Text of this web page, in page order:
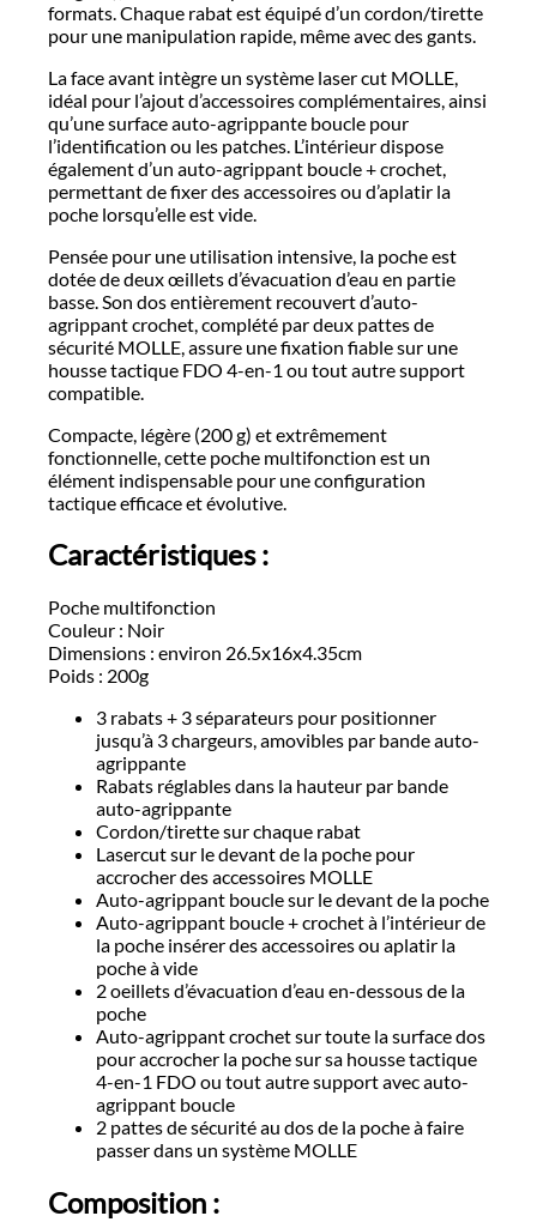
formats. Chaque rabat est équipé d’un cordon/tirette
pour une manipulation rapide, même avec des gants.
La face avant intègre un système laser cut MOLLE,
idéal pour l’ajout d’accessoires complémentaires, ainsi
qu’une surface auto-agrippante boucle pour
l’identification ou les patches. L’intérieur dispose
également d’un auto-agrippant boucle + crochet,
permettant de fixer des accessoires ou d’aplatir la
poche lorsqu’elle est vide.
Pensée pour une utilisation intensive, la poche est
dotée de deux œillets d’évacuation d’eau en partie
basse. Son dos entièrement recouvert d’auto-
agrippant crochet, complété par deux pattes de
sécurité MOLLE, assure une fixation fiable sur une
housse tactique FDO 4-en-1 ou tout autre support
compatible.
Compacte, légère (200 g) et extrêmement
fonctionnelle, cette poche multifonction est un
élément indispensable pour une configuration
tactique efficace et évolutive.
Caractéristiques :
Poche multifonction
Couleur : Noir
Dimensions : environ 26.5x16x4.35cm
Poids : 200g
3 rabats + 3 séparateurs pour positionner
jusqu’à 3 chargeurs, amovibles par bande auto-
agrippante
Rabats réglables dans la hauteur par bande
auto-agrippante
Cordon/tirette sur chaque rabat
Lasercut sur le devant de la poche pour
accrocher des accessoires MOLLE
Auto-agrippant boucle sur le devant de la poche
Auto-agrippant boucle + crochet à l’intérieur de
la poche insérer des accessoires ou aplatir la
poche à vide
2 oeillets d’évacuation d’eau en-dessous de la
poche
Auto-agrippant crochet sur toute la surface dos
pour accrocher la poche sur sa housse tactique
4-en-1 FDO ou tout autre support avec auto-
agrippant boucle
2 pattes de sécurité au dos de la poche à faire
passer dans un système MOLLE
Composition :